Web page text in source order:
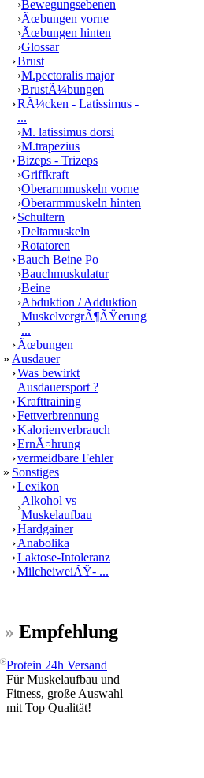
›Bewegungsebenen
›Ãœbungen vorne
›Ãœbungen hinten
›Glossar
›Brust
›M.pectoralis major
›BrustÃ¼bungen
›RÃ¼cken - Latissimus -
...
›M. latissimus dorsi
›M.trapezius
›Bizeps - Trizeps
›Griffkraft
›Oberarmmuskeln vorne
›Oberarmmuskeln hinten
›Schultern
›Deltamuskeln
›Rotatoren
›Bauch Beine Po
›Bauchmuskulatur
›Beine
›Abduktion / Adduktion
›
MuskelvergrÃ¶ÃŸerung
...
›Ãœbungen
» Ausdauer
›Was bewirkt
Ausdauersport ?
›Krafttraining
›Fettverbrennung
›Kalorienverbrauch
›ErnÃ¤hrung
›vermeidbare Fehler
» Sonstiges
›Lexikon
›
Alkohol vs
Muskelaufbau
›Hardgainer
›Anabolika
›Laktose-Intoleranz
›MilcheiweiÃŸ- ...
» Empfehlung
Protein 24h Versand
Für Muskelaufbau und
Fitness, große Auswahl
mit Top Qualität!